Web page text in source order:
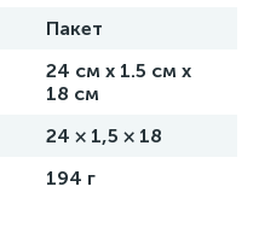
Пакет
24 см х 1.5 см х
18 см
24 × 1,5 × 18
194 г